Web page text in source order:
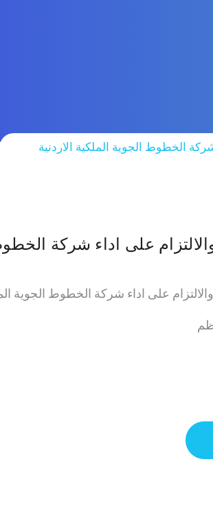
الخطوط الجوية الملكية الاردنية
على اداء شركة
على اداء شركة الخطوط الجوية